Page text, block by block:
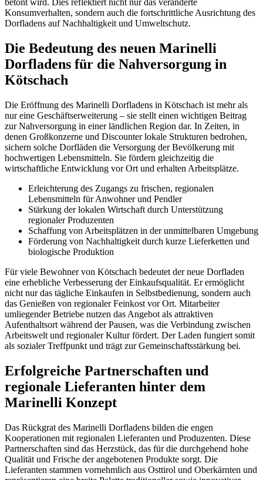
betont wird. Dies reflektiert nicht nur das veränderte
Konsumverhalten, sondern auch die fortschrittliche Ausrichtung des
Dorfladens auf Nachhaltigkeit und Umweltschutz.
Die Bedeutung des neuen Marinelli
Dorfladens für die Nahversorgung in
Kötschach
Die Eröffnung des Marinelli Dorfladens in Kötschach ist mehr als
nur eine Geschäftserweiterung – sie stellt einen wichtigen Beitrag
zur Nahversorgung in einer ländlichen Region dar. In Zeiten, in
denen Großkonzerne und Discounter lokale Strukturen bedrohen,
sichern solche Dorfläden die Versorgung der Bevölkerung mit
hochwertigen Lebensmitteln. Sie fördern gleichzeitig die
wirtschaftliche Entwicklung vor Ort und erhalten Arbeitsplätze.
Erleichterung des Zugangs zu frischen, regionalen
Lebensmitteln für Anwohner und Pendler
Stärkung der lokalen Wirtschaft durch Unterstützung
regionaler Produzenten
Schaffung von Arbeitsplätzen in der unmittelbaren Umgebung
Förderung von Nachhaltigkeit durch kurze Lieferketten und
biologische Produktion
Für viele Bewohner von Kötschach bedeutet der neue Dorfladen
eine erhebliche Verbesserung der Einkaufsqualität. Er ermöglicht
nicht nur das tägliche Einkaufen in Selbstbedienung, sondern auch
das Genießen von regionaler Feinkost vor Ort. Mitarbeiter
umliegender Betriebe nutzen das Angebot als attraktiven
Aufenthaltsort während der Pausen, was die Verbindung zwischen
Arbeitswelt und regionaler Kultur fördert. Der Laden fungiert somit
als sozialer Treffpunkt und trägt zur Gemeinschaftsstärkung bei.
Erfolgreiche Partnerschaften und
regionale Lieferanten hinter dem
Marinelli Konzept
Das Rückgrat des Marinelli Dorfladens bilden die engen
Kooperationen mit regionalen Lieferanten und Produzenten. Diese
Partnerschaften sind das Herzstück, das für die durchgehend hohe
Qualität und Frische der angebotenen Produkte sorgt. Die
Lieferanten stammen vornehmlich aus Osttirol und Oberkärnten und